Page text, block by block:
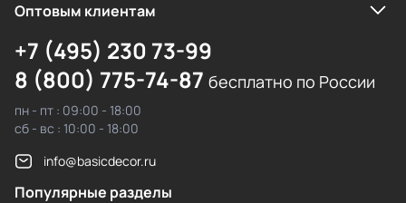
Оптовым клиентам
+7 (495) 230 73-99
8 (800) 775-74-87 бесплатно по России
пн - пт : 09:00 - 18:00
сб - вс : 10:00 - 18:00
info@basicdecor.ru
Популярные разделы